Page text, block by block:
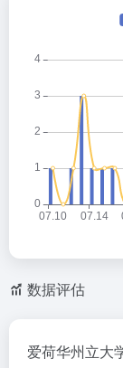
数据评估
爱荷华州立大